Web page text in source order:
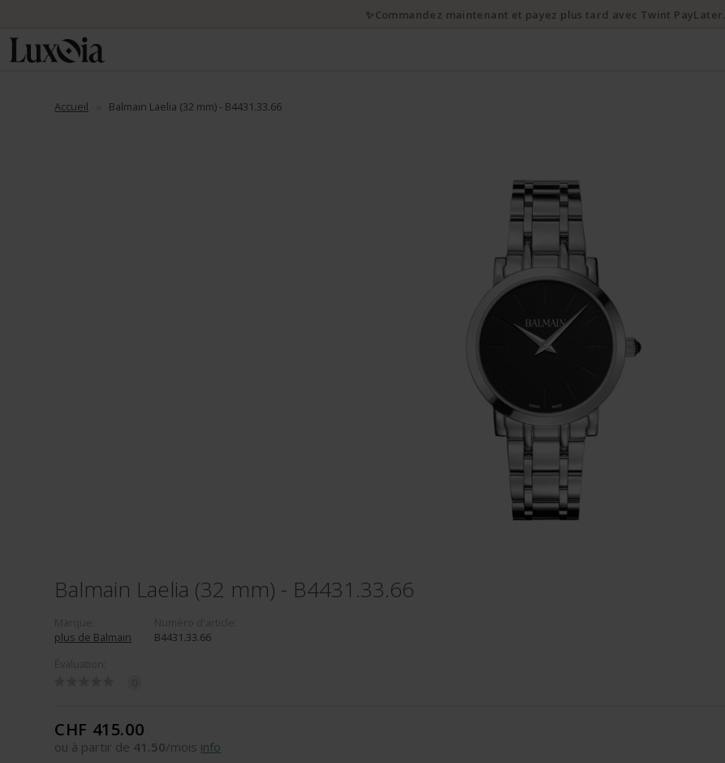
Accueil Balmain Laelia (32 mm) - B4431.33.66
Balmain Laelia (32 mm) - B4431.33.66
plus de Balmain
B4431.33.66
CHF 415.00
ou à partir de 41.50/mois info
✨Commandez maintenant et payez plus tard avec Twint PayLater.